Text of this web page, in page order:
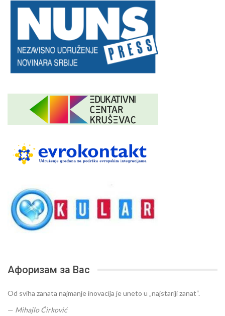
Афоризам за Вас
Od sviha zanata najmanje inovacija je uneto u „najstariji zanat“.
— Mihajlo Ćirković